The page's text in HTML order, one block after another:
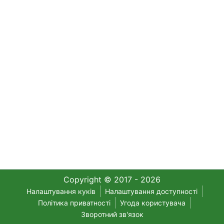
Copyright © 2017 - 2026
Налаштування куків
Налаштування доступності
Політика приватності
Угода користувача
Зворотний зв'язок